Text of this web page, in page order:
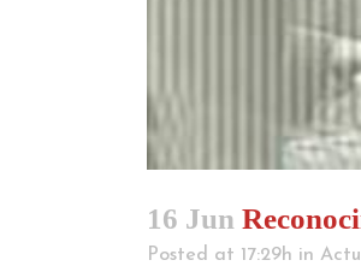
16 Jun
Posted at 17:29h in